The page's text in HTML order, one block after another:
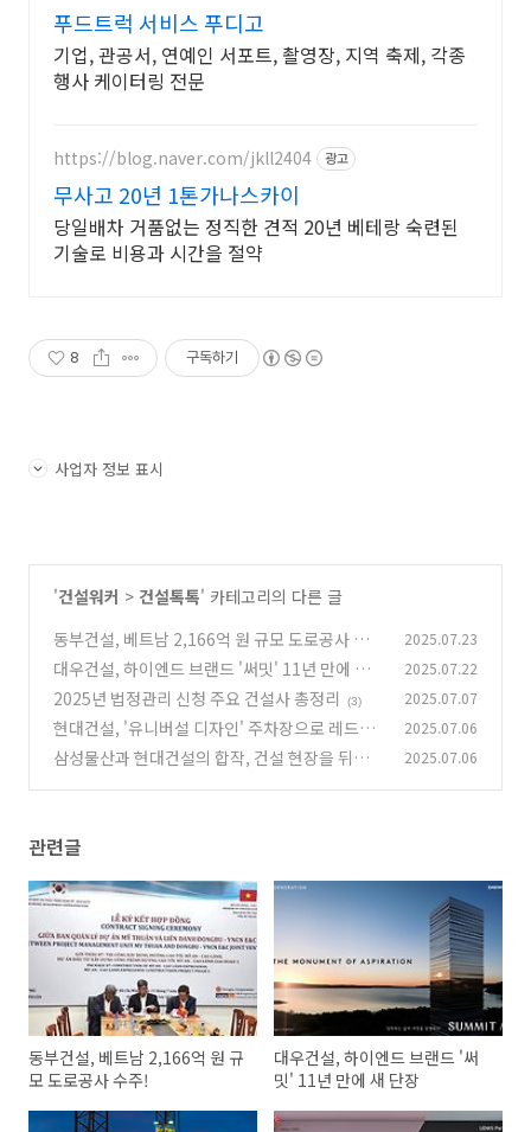
푸드트럭 서비스 푸디고
기업, 관공서, 연예인 서포트, 촬영장, 지역 축제, 각종
행사 케이터링 전문
https://blog.naver.com/jkll2404 광고
무사고 20년 1톤가나스카이
당일배차 거품없는 정직한 견적 20년 베테랑 숙련된
기술로 비용과 시간을 절약
8 구독하기
사업자 정보 표시
'건설워커 > 건설톡톡' 카테고리의 다른 글
동부건설, 베트남 2,166억 원 규모 도로공사 수
주!
(9)
2025.07.23
대우건설, 하이엔드 브랜드 '써밋' 11년 만에 새
단장
(8)
2025.07.22
2025년 법정관리 신청 주요 건설사 총정리 (3) 2025.07.07
현대건설, '유니버설 디자인' 주차장으로 레드닷
어워드 위너 수상! 🌐
(3)
2025.07.06
삼성물산과 현대건설의 합작, 건설 현장을 뒤바
2025.07.06
관련글
동부건설, 베트남 2,166억 원 규
모 도로공사 수주!
대우건설, 하이엔드 브랜드 '써
밋' 11년 만에 새 단장